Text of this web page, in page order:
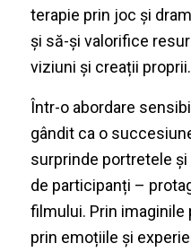
terapie prin joc și
și să-și valorifice
viziuni și creații proprii.
Într-o abordare
gândit ca o
surprinde portretele
de participanți –
filmului. Prin imaginile
prin emoțiile și